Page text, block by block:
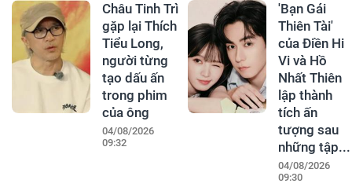
Châu Tinh Trì
gặp lại Thích
Tiểu Long,
người từng
tạo dấu ấn
trong phim
của ông
04/08/2026
09:32
'Bạn Gái
Thiên Tài'
của Điền Hi
Vi và Hồ
Nhất Thiên
lập thành
tích ấn
tượng sau
những tập...
04/08/2026
09:30